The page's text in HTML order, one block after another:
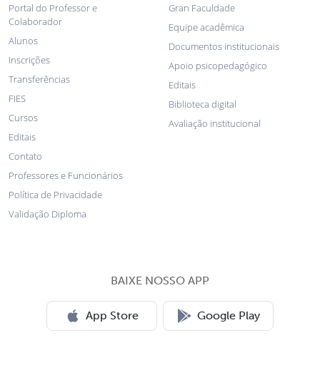
Portal do Professor e
Colaborador
Alunos
Inscrições
Transferências
FIES
Cursos
Editais
Contato
Professores e Funcionários
Política de Privacidade
Validação Diploma
Gran Faculdade
Equipe acadêmica
Documentos institucionais
Apoio psicopedagógico
Editais
Biblioteca digital
Avaliação institucional
BAIXE NOSSO APP
App Store Google Play